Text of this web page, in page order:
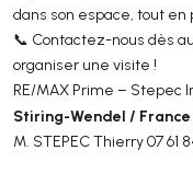
dans son espace, tout
📞 Contactez-nous dès
organiser une visite !
RE/MAX Prime – Stepec
Stiring-Wendel / France
M. STEPEC Thierry 07 61